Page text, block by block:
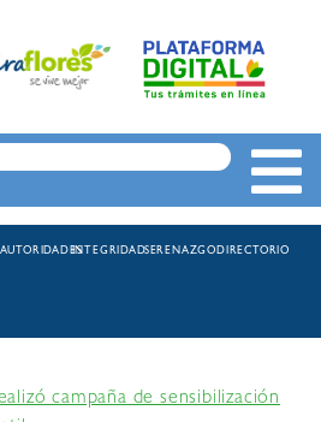
AUTORIDADESINTEGRIDADSERENAZGODIRECTORIO
campaña de sensibilización